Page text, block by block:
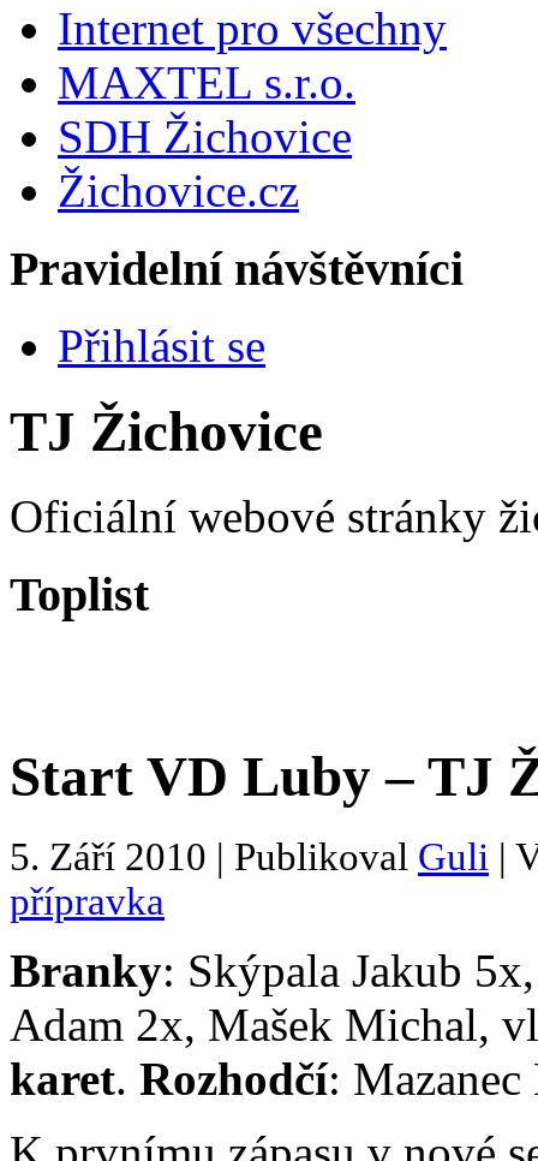
Internet pro všechny
MAXTEL s.r.o.
SDH Žichovice
Žichovice.cz
Pravidelní návštěvníci
Přihlásit se
TJ Žichovice
Oficiální webové stránky
Toplist
Start VD Luby – TJ
5. Září 2010 | Publikoval Guli |
přípravka
Branky: Skýpala Jakub
Adam 2x, Mašek Michal,
karet. Rozhodčí: